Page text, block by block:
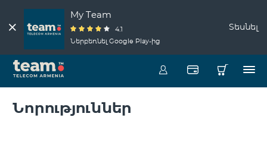
My Team
4.1
Ներբեռնել Google Play-ից
Տեսնել
Նորություններ